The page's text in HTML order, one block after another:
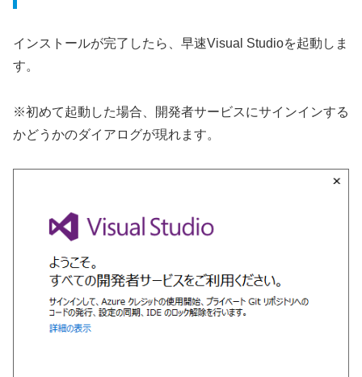
インストールが完了したら、早速Visual Studioを起動しま
す。
※初めて起動した場合、開発者サービスにサインインする
かどうかのダイアログが現れます。